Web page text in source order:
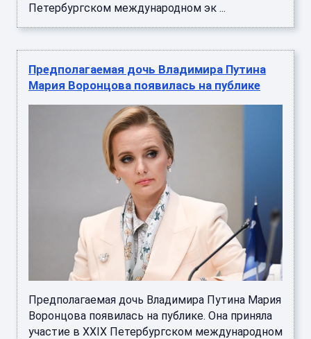
Петербургском международном эк ...
Предполагаемая дочь Владимира Путина
Мария Воронцова появилась на публике
Предполагаемая дочь Владимира Путина Мария
Воронцова появилась на публике. Она приняла
участие в XXIX Петербургском международном